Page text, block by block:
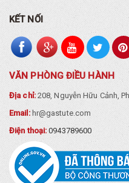
KẾT NỐI
VĂN PHÒNG ĐIỀU HÀNH
Địa chỉ:208, Nguyễn Hữu Cảnh,
Email: hr@gastute.com
Điện thoại:0943789600